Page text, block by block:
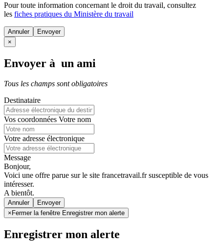
Pour toute information concernant le droit du travail, consultez
les fiches pratiques du Ministère du travail
Annuler
×
Envoyer à un ami
Tous les champs sont obligatoires
Destinataire
Vos coordonnées Votre nom
Votre adresse électronique
Message
Bonjour,
Voici une offre parue sur le site francetravail.fr susceptible de vous
intéresser.
A bientôt.
Annuler
× Fermer la fenêtre Enregistrer mon alerte
Enregistrer mon alerte